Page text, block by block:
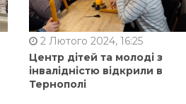
2 Лютого 2024, 16:25
Центр дітей та молоді з
інвалідністю відкрили в
Тернополі